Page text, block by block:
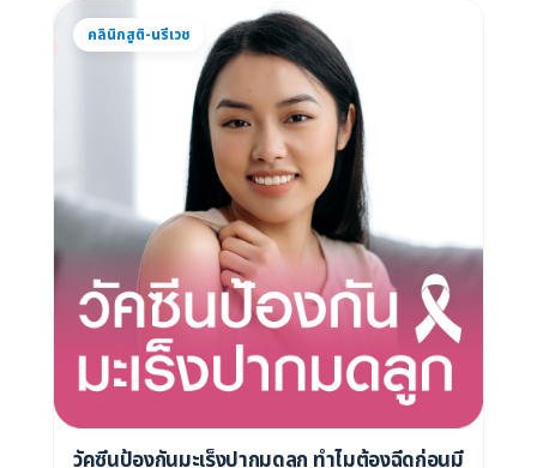
คลินิกสูติ-นรีเวช
วัคซีนป้องกันมะเร็งปากมดลูก ทำไมต้องฉีดก่อนมี